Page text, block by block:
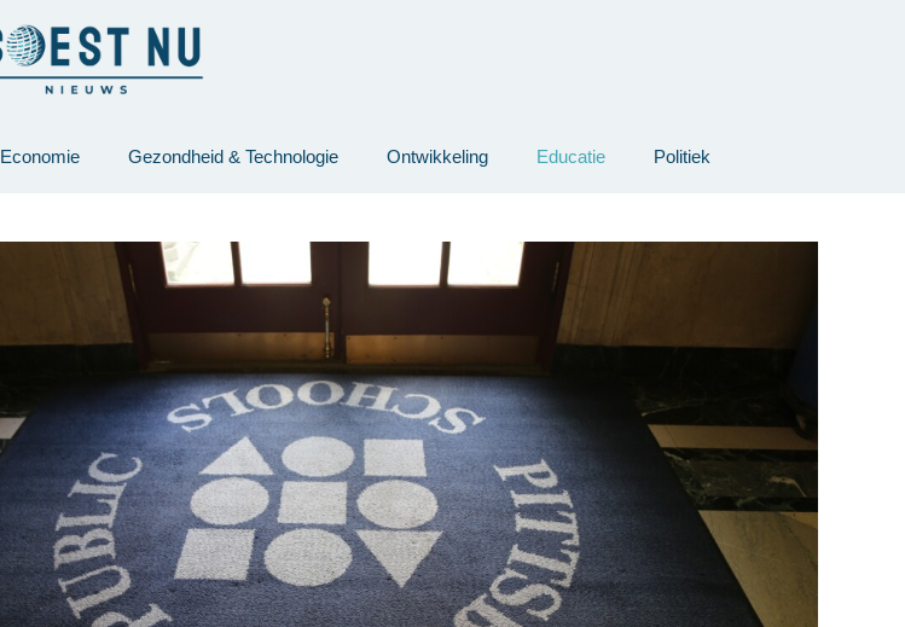
Economie Gezondheid & Technologie Ontwikkeling Educatie Politiek